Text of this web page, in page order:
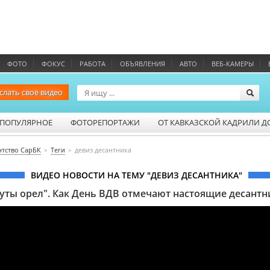
ФОТО ФОКУС РАБОТА ОБЪЯВЛЕНИЯ АВТО ВЕБ-КАМЕРЫ
своё видео
ПОПУЛЯРНОЕ ФОТОРЕПОРТАЖИ ОТ КАВКАЗСКОЙ КАДРИЛИ
СарБК Теги девиз десантника
ВИДЕО НОВОСТИ НА ТЕМУ "ДЕВИЗ ДЕСАНТНИКА"
орел". Как День ВДВ отмечают настоящие